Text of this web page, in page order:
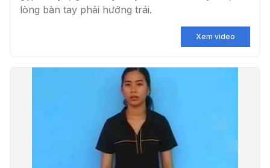
lòng bàn tay phải hướng trái.
Xem video